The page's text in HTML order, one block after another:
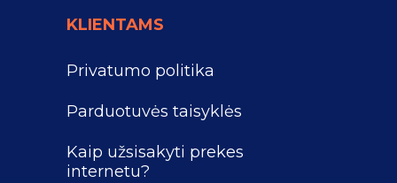
KLIENTAMS
Privatumo politika
Parduotuvės taisyklės
Kaip užsisakyti prekes
internetu?